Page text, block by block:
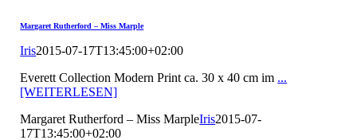
Margaret Rutherford – Miss Marple
Iris2015-07-17T13:45:00+02:00
Everett Collection Modern Print ca. 30 x 40 cm im ...
[WEITERLESEN]
Margaret Rutherford – Miss MarpleIris2015-07-
17T13:45:00+02:00